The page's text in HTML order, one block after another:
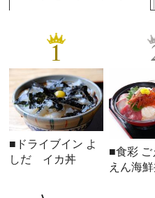
1
■ドライブイン よ
しだ イカ丼
■食彩
えん海